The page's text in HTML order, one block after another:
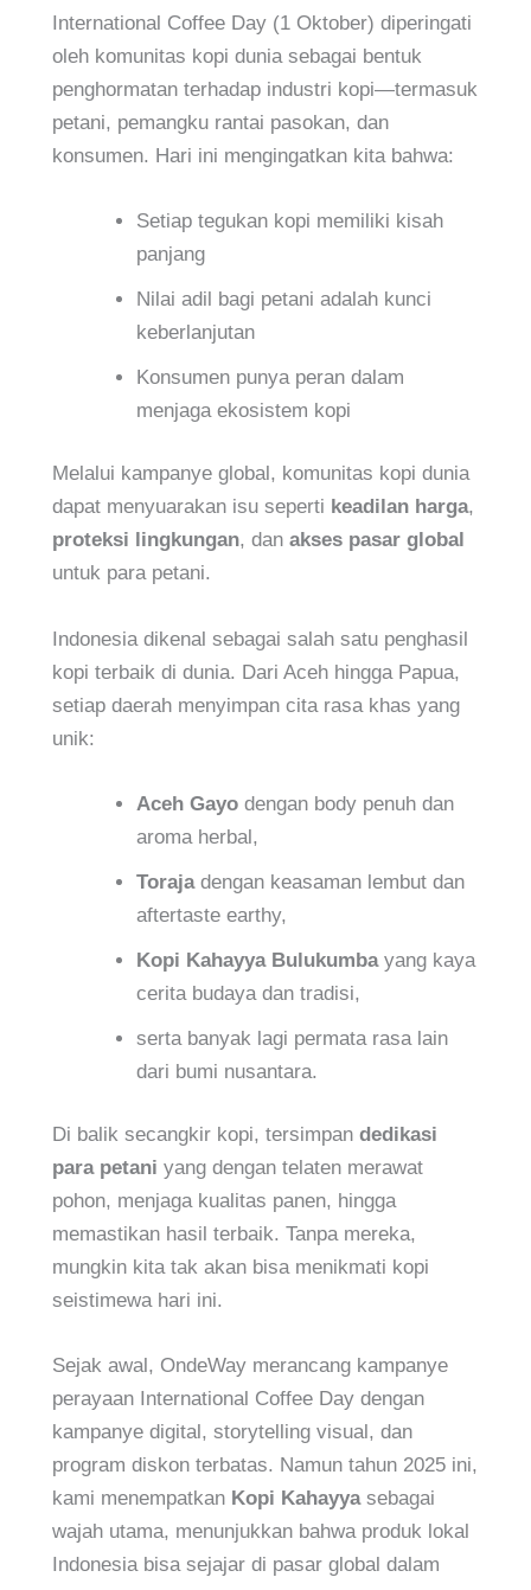
International Coffee Day (1 Oktober) diperingati
oleh komunitas kopi dunia sebagai bentuk
penghormatan terhadap industri kopi—termasuk
petani, pemangku rantai pasokan, dan
konsumen. Hari ini mengingatkan kita bahwa:
Setiap tegukan kopi memiliki kisah
panjang
Nilai adil bagi petani adalah kunci
keberlanjutan
Konsumen punya peran dalam
menjaga ekosistem kopi
Melalui kampanye global, komunitas kopi dunia
dapat menyuarakan isu seperti keadilan harga,
proteksi lingkungan, dan akses pasar global
untuk para petani.
Indonesia dikenal sebagai salah satu penghasil
kopi terbaik di dunia. Dari Aceh hingga Papua,
setiap daerah menyimpan cita rasa khas yang
unik:
Aceh Gayo dengan body penuh dan
aroma herbal,
Torajadengan keasaman lembut dan
aftertaste earthy,
Kopi Kahayya Bulukumbayang kaya
cerita budaya dan tradisi,
serta banyak lagi permata rasa lain
dari bumi nusantara.
Di balik secangkir kopi, tersimpan dedikasi
para petani yang dengan telaten merawat
pohon, menjaga kualitas panen, hingga
memastikan hasil terbaik. Tanpa mereka,
mungkin kita tak akan bisa menikmati kopi
seistimewa hari ini.
Sejak awal, OndeWay merancang kampanye
perayaan International Coffee Day dengan
kampanye digital, storytelling visual, dan
program diskon terbatas. Namun tahun 2025 ini,
kami menempatkan Kopi Kahayyasebagai
wajah utama, menunjukkan bahwa produk lokal
Indonesia bisa sejajar di pasar global dalam